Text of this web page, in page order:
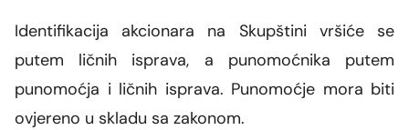
Identifikacija akcionara na Skupštini vršiće se
putem ličnih isprava, a punomoćnika putem
punomoćja i ličnih isprava. Punomoćje mora biti
ovjereno u skladu sa zakonom.